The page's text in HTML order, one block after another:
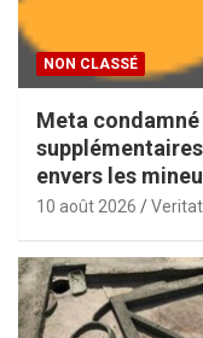
NON CLASSÉ
Meta
envers les
10 août 2026